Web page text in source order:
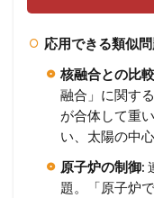
応用できる類似
核融合との比較
融合」に関す
が合体して重
い、太陽の中
原子炉の制御:
題。「原子炉